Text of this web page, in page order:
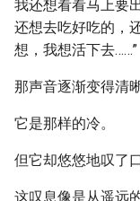
我还想看看马上要
还想去吃好吃的，
想，我想活下去……”
那声音逐渐变得清
它是那样的冷。
但它却悠悠地叹了口
这叹息像是从遥远